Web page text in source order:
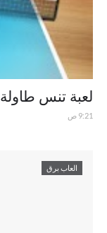
لعبة تنس طاولة Table Tennis
9:21 ص
العاب برق